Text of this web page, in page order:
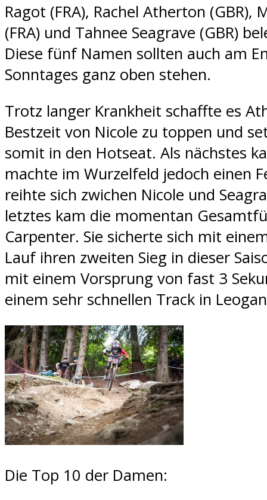
Ragot (FRA), Rachel Atherton (GBR),
(FRA) und Tahnee Seagrave (GBR)
Diese fünf Namen sollten auch am
Sonntages ganz oben stehen.
Trotz langer Krankheit schaffte es
Bestzeit von Nicole zu toppen und
somit in den Hotseat. Als nächstes
machte im Wurzelfeld jedoch einen
reihte sich zwichen Nicole und
letztes kam die momentan
Carpenter. Sie sicherte sich mit
Lauf ihren zweiten Sieg in dieser
mit einem Vorsprung von fast 3
einem sehr schnellen Track in
Die Top 10 der Damen: